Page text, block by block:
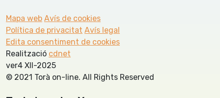
Mapa web Avís de cookies
Política de privacitat Avís legal
Edita consentiment de cookies
Realització cdnet
ver4 XII-2025
© 2021 Torà on-line. All Rights Reserved